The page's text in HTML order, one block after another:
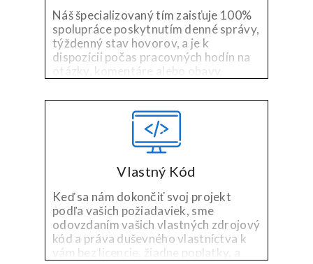
Náš špecializovaný tím zaisťuje 100%
spolupráce poskytnutím denné správy,
týždenný stav hovorov, a je k
dispozícii počas pracovných hodín na
otázky, komentáre alebo obavy.
Vlastný Kód
Keď sa nám dokončiť svoj projekt
podľa vašich požiadaviek, sme
odovzdaním vašich vlastných zdrojový
kód a práva duševného vlastníctva k
vám bez licencie, žiadne poplatky, a